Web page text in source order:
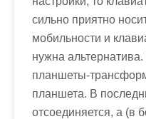
сильно приятно
мобильности и
нужна
планшеты-
планшета. В
отсоединяется, а (в